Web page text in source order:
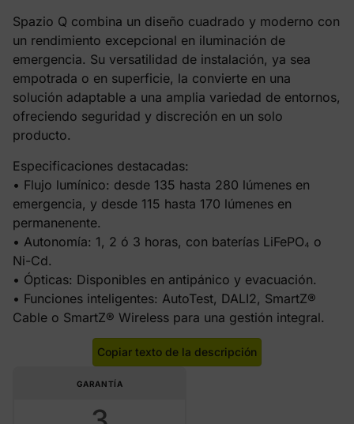
Spazio Q combina un diseño cuadrado y moderno con
un rendimiento excepcional en iluminación de
emergencia. Su versatilidad de instalación, ya sea
empotrada o en superficie, la convierte en una
solución adaptable a una amplia variedad de entornos,
ofreciendo seguridad y discreción en un solo
producto.
Especificaciones destacadas:
• Flujo lumínico: desde 135 hasta 280 lúmenes en
emergencia, y desde 115 hasta 170 lúmenes en
permanenente.
• Autonomía: 1, 2 ó 3 horas, con baterías LiFePO₄ o
Ni-Cd.
• Ópticas: Disponibles en antipánico y evacuación.
• Funciones inteligentes: AutoTest, DALI2, SmartZ®
Cable o SmartZ® Wireless para una gestión integral.
Copiar texto de la descripción
GARANTÍA